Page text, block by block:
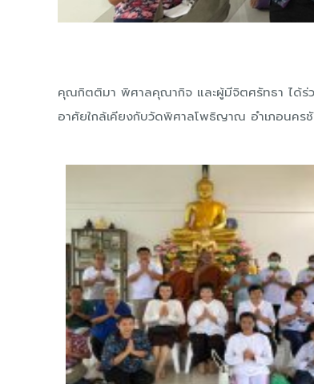
คุณกิตติมา พิศาลคุณากิจ และผู้มีจิตศรัทธา ได้
อาศัยใกล้เคียงกับวัดพิศาลโพธิญาณ อำเภอนค